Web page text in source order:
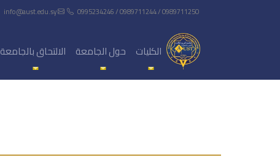
0995234246 / 0989711244 / 0989711250
الكليات حول الجامعة الالتحاق بالجامعة